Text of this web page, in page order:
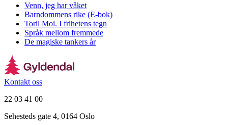
Venn, jeg har våket
Barndommens rike (E-bok)
Toril Moi. I frihetens tegn
Språk mellom fremmede
De magiske tankers år
Kontakt oss
22 03 41 00
Sehesteds gate 4, 0164 Oslo